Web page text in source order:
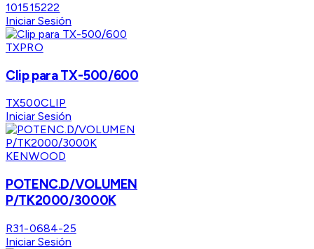
101515222
Iniciar Sesión
TXPRO
Clip para TX-500/600
TX500CLIP
Iniciar Sesión
KENWOOD
POTENC.D/VOLUMEN
P/TK2000/3000K
R31-0684-25
Iniciar Sesión